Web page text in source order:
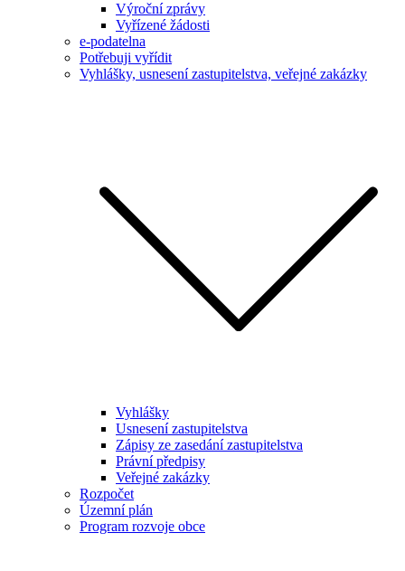
Výroční zprávy
Vyřízené žádosti
e-podatelna
Potřebuji vyřídit
Vyhlášky, usnesení zastupitelstva, veřejné zakázky
Vyhlášky
Usnesení zastupitelstva
Zápisy ze zasedání zastupitelstva
Právní předpisy
Veřejné zakázky
Rozpočet
Územní plán
Program rozvoje obce